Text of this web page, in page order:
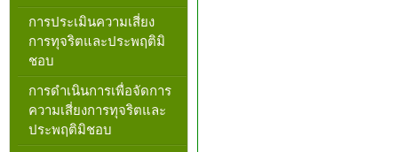
การประเมินความเสี่ยง
การทุจริตและประพฤติมิ
ชอบ
การดำเนินการเพื่อจัดการ
ความเสี่ยงการทุจริตและ
ประพฤติมิชอบ